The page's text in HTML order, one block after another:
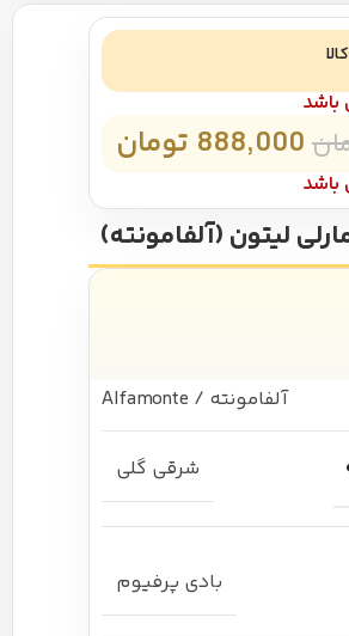
باشد
888,000 تومان
باشد
لیتون (آلفامونته)
آلفامونته / Alfamonte
شرقی گلی
بادی پرفیوم